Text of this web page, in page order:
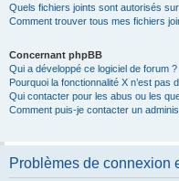
Quels fichiers joints sont autorisés
Comment trouver tous mes fichiers
Concernant phpBB
Qui a développé ce logiciel de forum ?
Pourquoi la fonctionnalité X n’est pas
Qui contacter pour les abus ou les
Comment puis-je contacter un
Problèmes de connexion